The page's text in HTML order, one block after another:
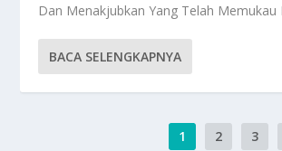
Dan Menakjubkan Yang Telah Memukau
BACA SELENGKAPNYA
1 2 3